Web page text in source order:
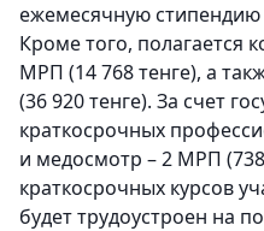
ежемесячную стипендию
Кроме того, полагается
МРП (14 768 тенге), а
(36 920 тенге). За счет
краткосрочных
и медосмотр – 2 МРП
краткосрочных курсов
будет трудоустроен на